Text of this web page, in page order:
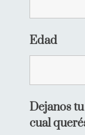
Edad
Dejanos
cual